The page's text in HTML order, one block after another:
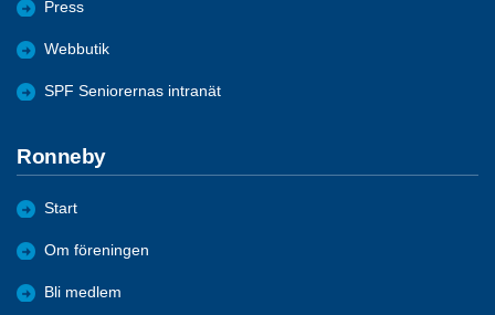
Press
Webbutik
SPF Seniorernas intranät
Ronneby
Start
Om föreningen
Bli medlem